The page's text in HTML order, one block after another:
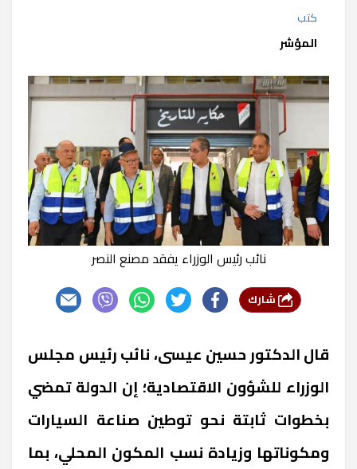
كتب
المؤشر
نائب رئيس الوزراء يفقد مصنع النصر
قال الدكتور حسين عيسى، نائب رئيس مجلس
الوزراء للشؤون الاقتصادية؛ إن الدولة تمضي
بخطوات ثابتة نحو توطين صناعة السيارات
ومكوناتها وزيادة نسب المكون المحلي، بما